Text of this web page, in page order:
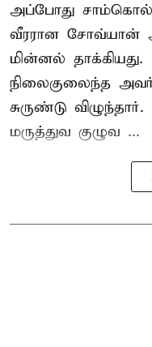
அப்போது
வீரரான சோவ்யான்
மின்னல்
நிலைகுலைந்த
சுருண்டு
மருத்துவ குழுவ ...